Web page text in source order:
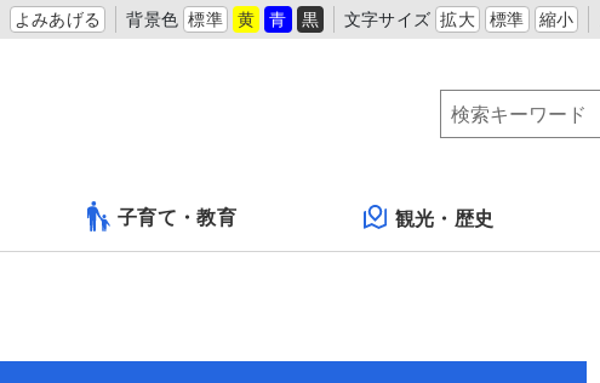
よみあげる 背景色 標準 黄 青 黒 文字サイズ 拡大 標準 縮小
子育て・教育 観光・歴史